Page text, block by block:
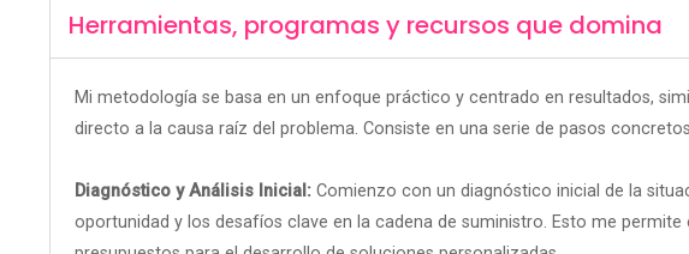
Herramientas, programas y recursos que domina
Mi metodología se basa en un enfoque práctico y centrado en resultados,
directo a la causa raíz del problema. Consiste en una serie de pasos
Diagnóstico y Análisis Inicial:Comienzo con un diagnóstico inicial de la
oportunidad y los desafíos clave en la cadena de suministro. Esto me permite